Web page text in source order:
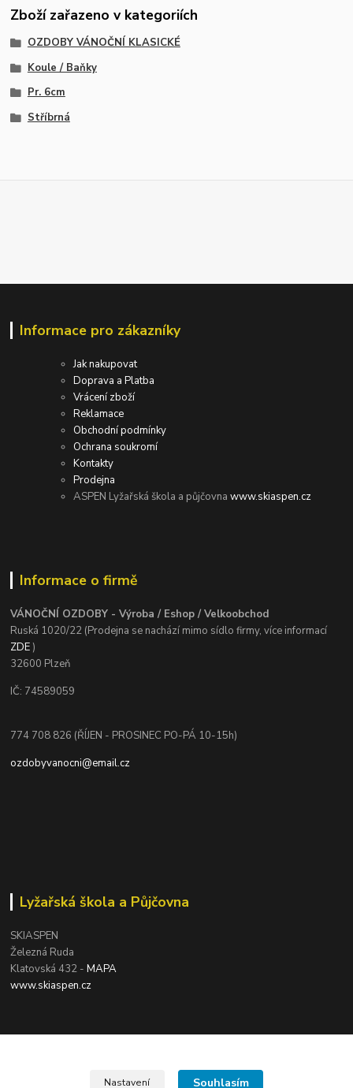
Zboží zařazeno v kategoriích
OZDOBY VÁNOČNÍ KLASICKÉ
Koule / Baňky
Pr. 6cm
Stříbrná
Informace pro zákazníky
Jak nakupovat
Doprava a Platba
Vrácení zboží
Reklamace
Obchodní podmínky
Ochrana soukromí
Kontakty
Prodejna
ASPEN Lyžařská škola a půjčovnawww.skiaspen.cz
Informace o firmě
VÁNOČNÍ OZDOBY - Výroba / Eshop / Velkoobchod
Ruská 1020/22 (Prodejna se nachází mimo sídlo firmy, více informací
ZDE)
32600 Plzeň
IČ: 74589059
774 708 826 (ŘÍJEN - PROSINEC PO-PÁ 10-15h)
ozdobyvanocni@email.cz
Lyžařská škola a Půjčovna
SKIASPEN
Železná Ruda
Klatovská 432 -MAPA
www.skiaspen.cz
Nastavení Souhlasím